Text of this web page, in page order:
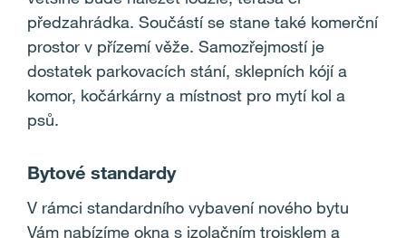
předzahrádka. Součástí se stane také komerční
prostor v přízemí věže. Samozřejmostí je
dostatek parkovacích stání, sklepních kójí a
komor, kočárkárny a místnost pro mytí kol a
psů.
Bytové standardy
V rámci standardního vybavení nového bytu
Vám nabízíme okna s izolačním trojsklem a